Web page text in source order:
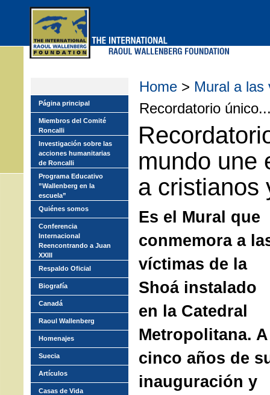
Home > Mural a las
Recordatorio
mundo une
a cristianos
Es el Mural que
conmemora a
víctimas de la
Shoá instalado
en la Catedral
Metropolitana. A
cinco años de
inauguración y
Página principal
Miembros del Comité
Roncalli
Investigación sobre las
acciones humanitarias
de Roncalli
Programa Educativo
”Wallenberg en la
escuela”
Quiénes somos
Conferencia
Internacional
Reencontrando a Juan
XXIII
Respaldo Oficial
Biografía
Canadá
Raoul Wallenberg
Homenajes
Suecia
Artículos
Casas de Vida